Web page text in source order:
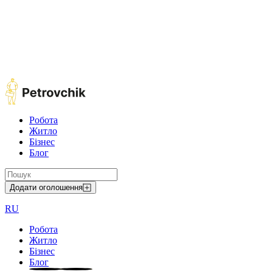
Робота
Житло
Бізнес
Блог
Додати оголошення
RU
Робота
Житло
Бізнес
Блог